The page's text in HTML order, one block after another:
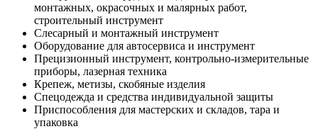
монтажных, окрасочных и малярных работ,
строительный инструмент
Слесарный и монтажный инструмент
Оборудование для автосервиса и инструмент
Прецизионный инструмент, контрольно-измерительные
приборы, лазерная техника
Крепеж, метизы, скобяные изделия
Спецодежда и средства индивидуальной защиты
Приспособления для мастерских и складов, тара и
упаковка